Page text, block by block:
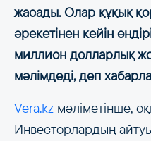
жасады. Олар құқық
әрекетінен кейін
миллион долларлық
мәлімдеді, деп
Vera.kz мәліметінше,
Инвесторлардың